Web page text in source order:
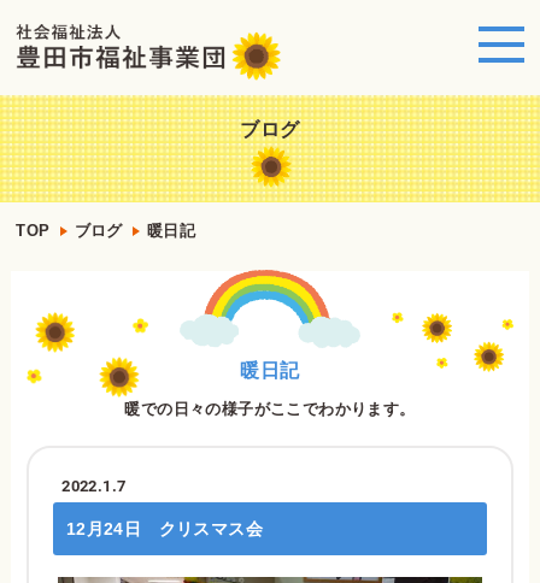
ブログ
TOP ブログ 暖日記
暖日記
暖での日々の様子がここでわかります。
2022.1.7
12月24日 クリスマス会